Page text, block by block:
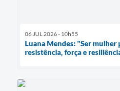
06 JUL 2026 - 10h55
Luana Mendes: "Ser mulher
resistência, força e